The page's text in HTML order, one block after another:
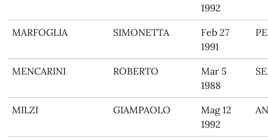
1992
MARFOGLIA SIMONETTA
Feb 27
1991
MENCARINI ROBERTO
Mar 5
1988
MILZI GIAMPAOLO
Mag 12
1992